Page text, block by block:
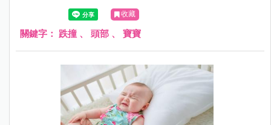
後傾倒；1歲剛會走路，搖搖晃晃，一不小心，不是往前就
是往後撲倒；更不用說，2歲時爬上爬下，不知天高地厚，
沒有懼高症，很容易從椅子或沙發上摔下來。
收藏
關鍵字： 跌撞 、 頭部 、 寶寶